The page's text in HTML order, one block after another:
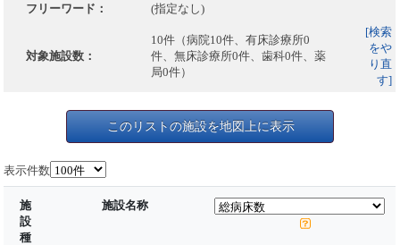
フリーワード： (指定なし)
対象施設数：
10件（病院10件、有床診療所0
件、無床診療所0件、歯科0件、薬
局0件）
[検索
をや
り直
す]
このリストの施設を地図上に表示
表示件数
施
設
種
施設名称